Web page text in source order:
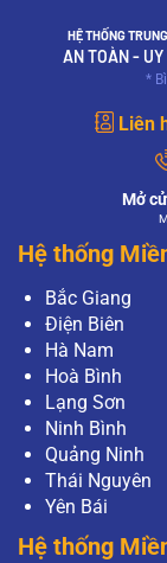
HỆ THỐNG
AN TOÀN -
*
Liên
Mở
Hệ thống
Bắc Giang
Điện Biên
Hà Nam
Hoà Bình
Lạng Sơn
Ninh Bình
Quảng Ninh
Thái Nguyên
Yên Bái
Hệ thống